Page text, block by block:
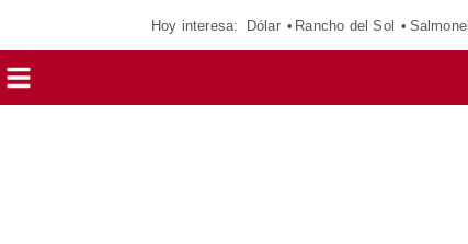
Hoy interesa: Dólar Rancho del Sol